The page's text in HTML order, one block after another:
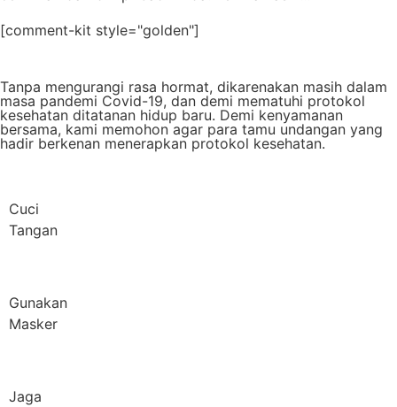
[comment-kit style="golden"]
Tanpa mengurangi rasa hormat, dikarenakan masih dalam
masa pandemi Covid-19, dan demi mematuhi protokol
kesehatan ditatanan hidup baru. Demi kenyamanan
bersama, kami memohon agar para tamu undangan yang
hadir berkenan menerapkan protokol kesehatan.
Cuci
Tangan
Gunakan
Masker
Jaga